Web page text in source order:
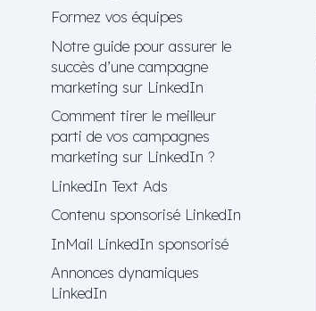
Formez vos équipes
Notre guide pour assurer le
succès d’une campagne
marketing sur LinkedIn
Comment tirer le meilleur
parti de vos campagnes
marketing sur LinkedIn ?
LinkedIn Text Ads
Contenu sponsorisé LinkedIn
InMail LinkedIn sponsorisé
Annonces dynamiques
LinkedIn